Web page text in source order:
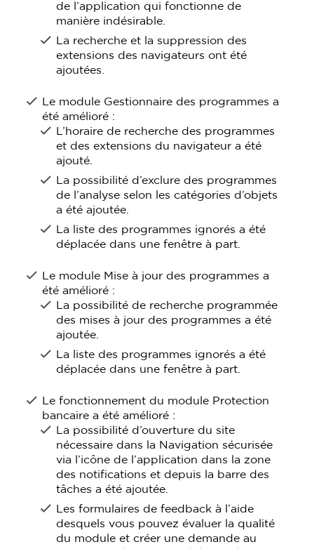
de l’application qui fonctionne de
manière indésirable.
La recherche et la suppression des
extensions des navigateurs ont été
ajoutées.
Le module Gestionnaire des programmes a
été amélioré :
L’horaire de recherche des programmes
et des extensions du navigateur a été
ajouté.
La possibilité d’exclure des programmes
de l’analyse selon les catégories d’objets
a été ajoutée.
La liste des programmes ignorés a été
déplacée dans une fenêtre à part.
Le module Mise à jour des programmes a
été amélioré :
La possibilité de recherche programmée
des mises à jour des programmes a été
ajoutée.
La liste des programmes ignorés a été
déplacée dans une fenêtre à part.
Le fonctionnement du module Protection
bancaire a été amélioré :
La possibilité d’ouverture du site
nécessaire dans la Navigation sécurisée
via l’icône de l’application dans la zone
des notifications et depuis la barre des
tâches a été ajoutée.
Les formulaires de feedback à l’aide
desquels vous pouvez évaluer la qualité
du module et créer une demande au